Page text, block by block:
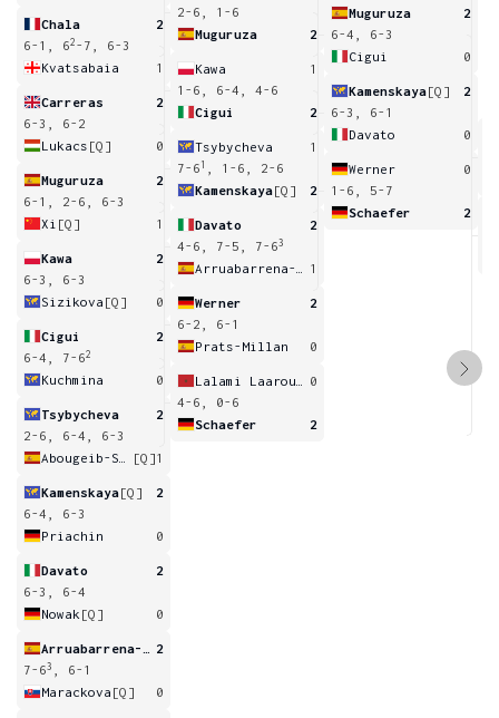
Chala
2
6-1, 62 -7, 6-3
Kvatsabaia
1
Carreras
2
6-3, 6-2
Lukacs [Q] 0
Muguruza
2
6-1, 2-6, 6-3
Xi [Q] 1
Kawa
2
6-3, 6-3
Sizikova [Q] 0
Cigui
2
6-4, 7-62
Kuchmina 0
Tsybycheva
2
2-6, 6-4, 6-3
[Q]1
Kamenskaya[Q]
2
6-4, 6-3
Priachin
0
Davato
2
6-3, 6-4
Nowak [Q] 0
2
7-63
, 6-1
Marackova [Q] 0
2-6, 1-6
Muguruza
2
Kawa
1
1-6, 6-4, 4-6
Cigui
2
Tsybycheva
1
7-6 1
, 1-6, 2-6
Kamenskaya[Q] 2
Davato
2
4-6, 7-5, 7-63
1
Werner
2
6-2, 6-1
Prats-Millan
0
0
4-6, 0-6
Schaefer
2
Muguruza
2
6-4, 6-3
Cigui
0
Kamenskaya[Q]
2
6-3, 6-1
Davato
0
Werner
0
1-6, 5-7
Schaefer
2